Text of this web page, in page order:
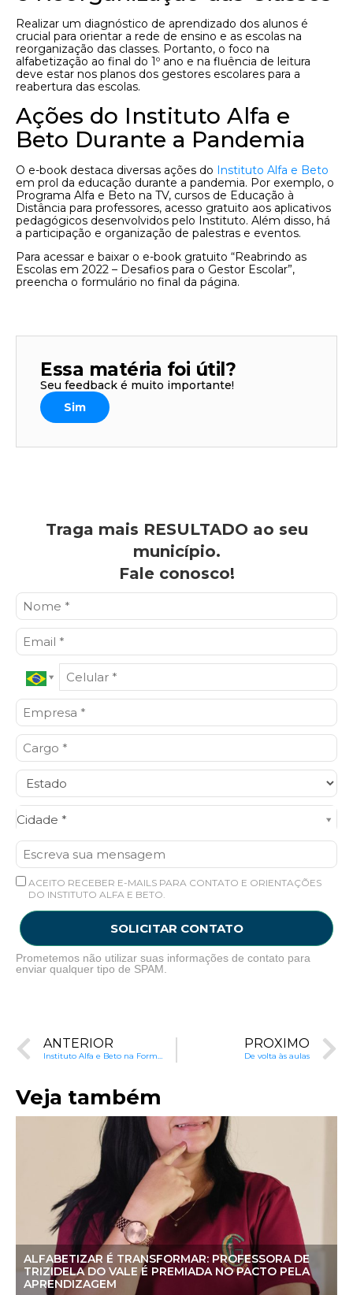
Realizar um diagnóstico de aprendizado dos alunos é
crucial para orientar a rede de ensino e as escolas na
reorganização das classes. Portanto, o foco na
alfabetização ao final do 1º ano e na fluência de leitura
deve estar nos planos dos gestores escolares para a
reabertura das escolas.
Ações do Instituto Alfa e
Beto Durante a Pandemia
O e-book destaca diversas ações do Instituto Alfa e Beto
em prol da educação durante a pandemia. Por exemplo, o
Programa Alfa e Beto na TV, cursos de Educação à
Distância para professores, acesso gratuito aos aplicativos
pedagógicos desenvolvidos pelo Instituto. Além disso, há
a participação e organização de palestras e eventos.
Para acessar e baixar o e-book gratuito “Reabrindo as
Escolas em 2022 – Desafios para o Gestor Escolar”,
preencha o formulário no final da página.
Essa matéria foi útil?
Seu feedback é muito importante!
Sim
Traga mais RESULTADO ao seu
município.
Fale conosco!
Cidade *
Cidade*
ACEITO RECEBER E-MAILS PARA CONTATO E ORIENTAÇÕES
DO INSTITUTO ALFA E BETO.
SOLICITAR CONTATO
Prometemos não utilizar suas informações de contato para
enviar qualquer tipo de SPAM.
ANTERIOR PRÓXIMO
De volta às aulas
Veja também
ALFABETIZAR É TRANSFORMAR: PROFESSORA DE
TRIZIDELA DO VALE É PREMIADA NO PACTO PELA
APRENDIZAGEM